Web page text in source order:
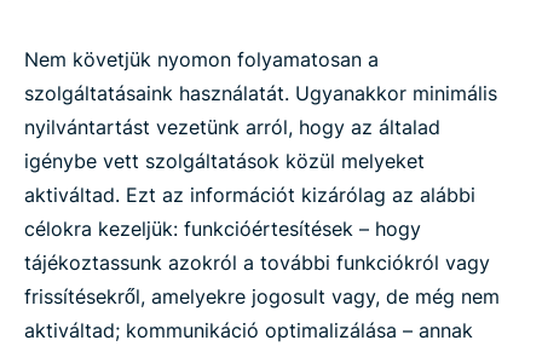
Nem követjük nyomon folyamatosan a
szolgáltatásaink használatát. Ugyanakkor minimális
nyilvántartást vezetünk arról, hogy az általad
igénybe vett szolgáltatások közül melyeket
aktiváltad. Ezt az információt kizárólag az alábbi
célokra kezeljük: funkcióértesítések – hogy
tájékoztassunk azokról a további funkciókról vagy
frissítésekről, amelyekre jogosult vagy, de még nem
aktiváltad; kommunikáció optimalizálása – annak